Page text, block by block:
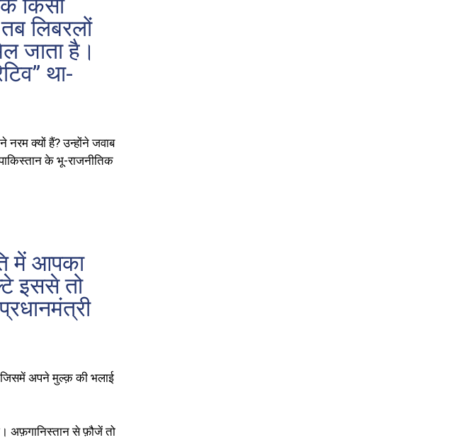
किसी
लिबरलों
जाता है।
था-
नरम क्यों हैं? उन्होंने जवाब
के भू-राजनीतिक
में आपका
इससे तो
जिसमें अपने मुल्क़ की भलाई
अफ़गानिस्तान से फ़ौजें तो